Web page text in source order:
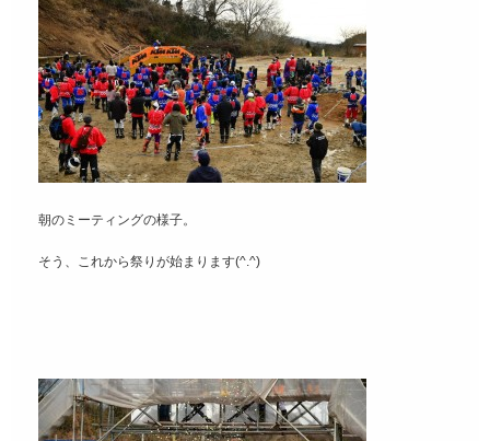
朝のミーティングの様子。
そう、これから祭りが始まります(^.^)